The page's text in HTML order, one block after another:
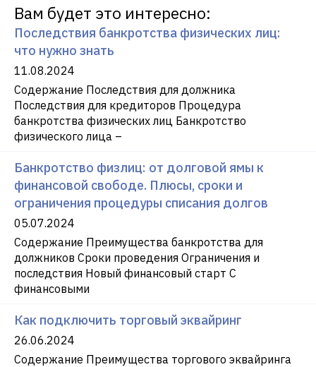
Вам будет это интересно:
Последствия банкротства физических лиц:
что нужно знать
11.08.2024
Содержание Последствия для должника
Последствия для кредиторов Процедура
банкротства физических лиц Банкротство
физического лица –
Банкротство физлиц: от долговой ямы к
финансовой свободе. Плюсы, сроки и
ограничения процедуры списания долгов
05.07.2024
Содержание Преимущества банкротства для
должников Сроки проведения Ограничения и
последствия Новый финансовый старт С
финансовыми
Как подключить торговый эквайринг
26.06.2024
Содержание Преимущества торгового эквайринга